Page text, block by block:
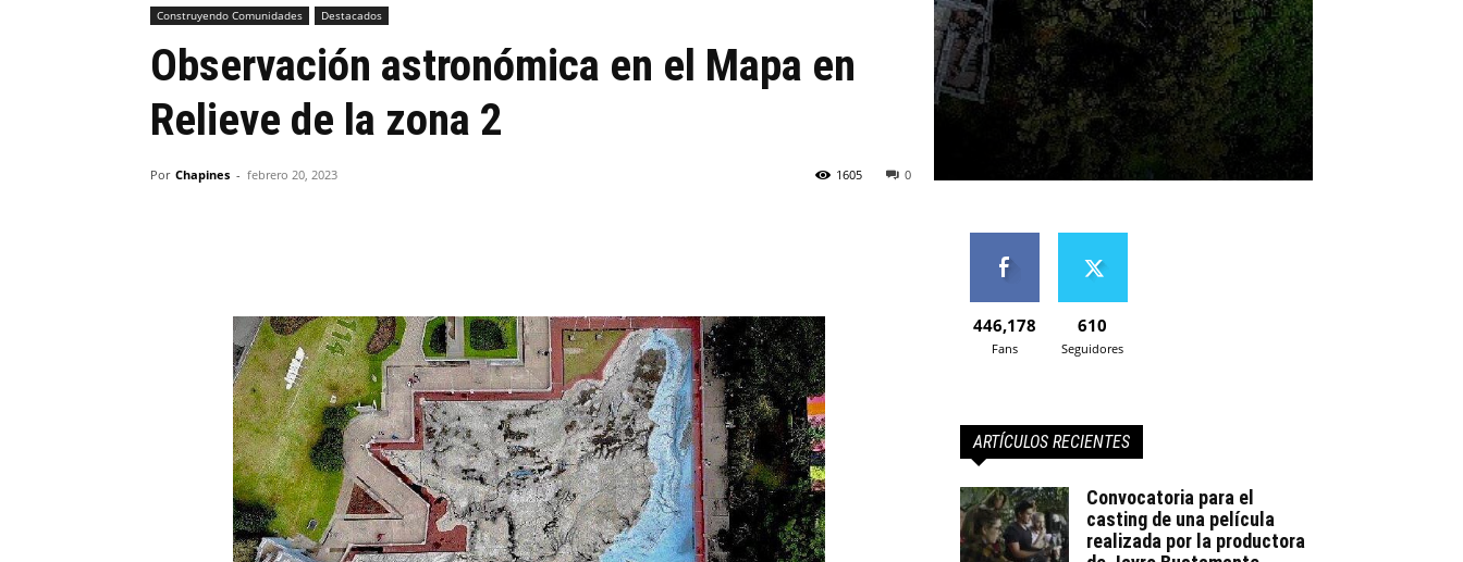
Construyendo Comunidades Destacados
Observación astronómica en el Mapa en
Relieve de la zona 2
Por Chapines - febrero 20, 2023 0
1605
446,178
Fans
610
Seguidores
ARTÍCULOS RECIENTES
Convocatoria para el
casting de una película
realizada por la productora